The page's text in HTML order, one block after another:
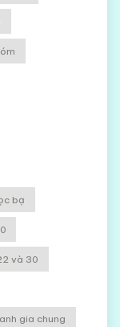
bạ
và 30
gia chung